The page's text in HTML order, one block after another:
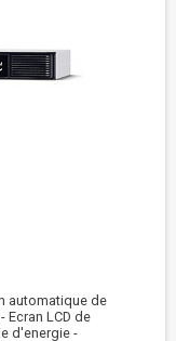
automatique de
Ecran LCD de
d'energie -